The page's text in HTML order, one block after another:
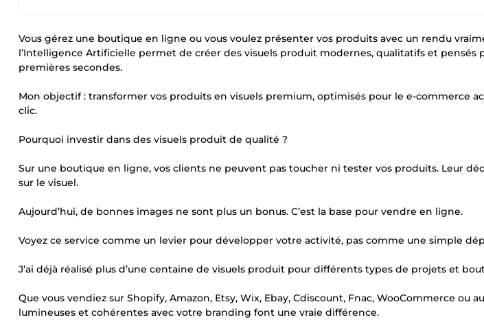
Vous gérez une boutique en ligne ou vous voulez présenter vos produits avec un rendu
l’Intelligence Artificielle permet de créer des visuels produit modernes, qualitatifs et pensés
premières secondes.
Mon objectif : transformer vos produits en visuels premium, optimisés pour le e-commerce
clic.
Pourquoi investir dans des visuels produit de qualité ?
Sur une boutique en ligne, vos clients ne peuvent pas toucher ni tester vos produits. Leur
sur le visuel.
Aujourd’hui, de bonnes images ne sont plus un bonus. C’est la base pour vendre en ligne.
Voyez ce service comme un levier pour développer votre activité, pas comme une simple
J’ai déjà réalisé plus d’une centaine de visuels produit pour différents types de projets et
Que vous vendiez sur Shopify, Amazon, Etsy, Wix, Ebay, Cdiscount, Fnac, WooCommerce ou
lumineuses et cohérentes avec votre branding font une vraie différence.